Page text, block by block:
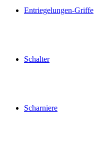
Entriegelungen-Griffe
Schalter
Scharniere